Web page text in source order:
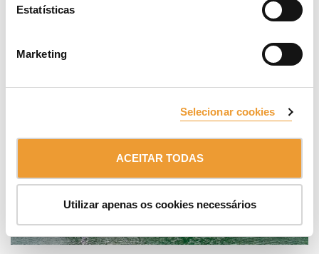
Estatísticas
Marketing
Selecionar cookies
ACEITAR TODAS
Utilizar apenas os cookies necessários
consistiu em suspender a ponte a partir de uma estrutura